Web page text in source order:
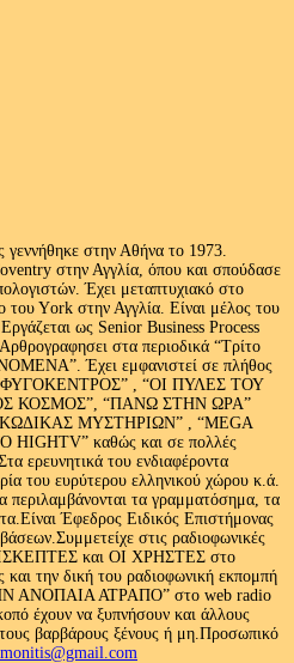
στην Αθήνα το 1973.
στην Αγγλία, όπου και σπούδασε
Έχει μεταπτυχιακό στο
του Υork στην Αγγλία. Είναι μέλος του
ως Senior Business Process
στα περιοδικά “Τρίτο
Έχει εμφανιστεί σε πλήθος
“ΦΥΓΟΚΕΝΤΡΟΣ” , “ΟΙ ΠΥΛΕΣ ΤΟΥ
ΚΟΣΜΟΣ”, “ΠΑΝΩ ΣΤΗΝ ΩΡΑ”
ΜΥΣΤΗΡΙΩΝ” , “MEGA
HIGHTV” καθώς και σε πολλές
ερευνητικά του ενδιαφέροντα
του ευρύτερου ελληνικού χώρου κ.ά.
περιλαμβάνονται τα γραμματόσημα, τα
Έφεδρος Ειδικός Επιστήμονας
στις ραδιοφωνικές
και ΟΙ ΧΡΗΣΤΕΣ στο
την δική του ραδιοφωνική εκπομπή
ΑΝΟΠΑΙΑ ΑΤΡΑΠΟ” στο web radio
έχουν να ξυπνήσουν και άλλους
βαρβάρους ξένους ή μη.Προσωπικό